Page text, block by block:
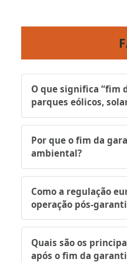
O que significa “fim
parques eólicos,
Por que o fim da
ambiental?
Como a regulação
operação pós-
Quais são os
após o fim da